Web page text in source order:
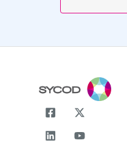
¡Compártenos tu